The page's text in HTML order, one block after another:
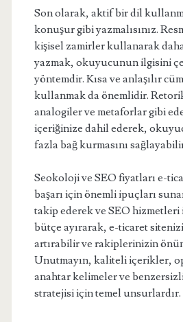
Son olarak, aktif bir dil
konuşur gibi yazmalısınız.
kişisel zamirler kullanarak
yazmak, okuyucunun ilgisini
yöntemdir. Kısa ve anlaşılır
kullanmak da önemlidir.
analogiler ve metaforlar gibi
içeriğinize dahil ederek,
fazla bağ kurmasını
Seokoloji ve SEO fiyatları e-
başarı için önemli ipuçları
takip ederek ve SEO
bütçe ayırarak, e-ticaret
artırabilir ve rakiplerinizin
Unutmayın, kaliteli içerikler,
anahtar kelimeler ve
stratejisi için temel unsurlardır.